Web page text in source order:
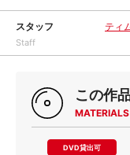
スタッフ
Staff
ティ
この作
DVD貸出可